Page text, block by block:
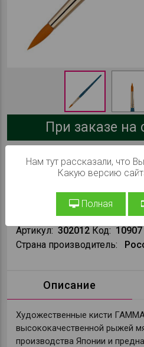
При заказе на
Производитель: Гамма
Галерея
Артикул: 302012 Код: 10907
Страна производитель:
Описание
Художественные кисти
высококачественной рыжей
производства Японии и
Нам тут рассказали, что
Какую версию
Полная